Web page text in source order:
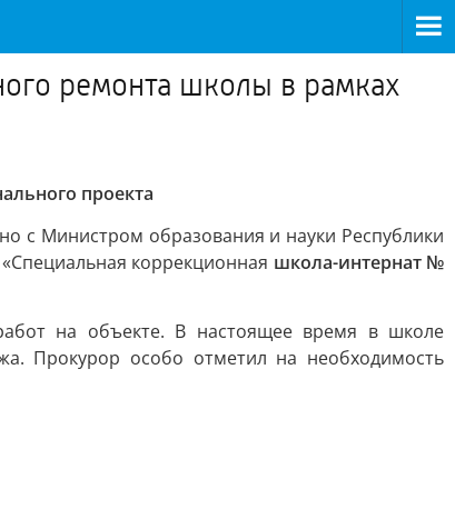
ремонта школы в рамках
проекта
с Министром образования и науки Республики
коррекционная школа-интернат №
на объекте. В настоящее время в школе
Прокурор особо отметил на необходимость